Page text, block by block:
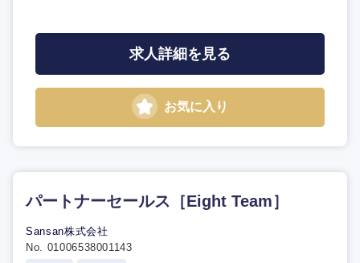
求人詳細を見る
お気に入り
パートナーセールス［Eight Team］
Sansan株式会社
No. 01006538001143